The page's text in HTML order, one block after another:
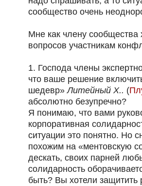
сообщество очень
Мне как члену сообщества
вопросов участникам
1. Господа члены
что ваше решение
шедевр»Литейный Х.. (
абсолютно безупречно?
Я понимаю, что вами
корпоративная
ситуации это понятно. Но
похожим на «ментовскую
дескать, своих парней
солидарность
быть? Вы хотели защитить